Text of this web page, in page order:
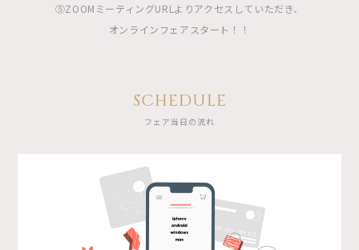
⑤ZOOMミーティングURLよりアクセスしていただき、
オンラインフェアスタート！！
SCHEDULE
フェア当日の流れ